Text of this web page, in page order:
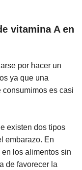
vitamina A en
por hacer un
ya que una
es casi
existen dos tipos
embarazo. En
los alimentos sin
de favorecer la